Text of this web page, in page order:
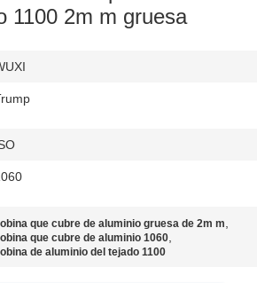
1100 2m m gruesa
que cubre de aluminio gruesa de 2m m,
que cubre de aluminio 1060,
de aluminio del tejado 1100